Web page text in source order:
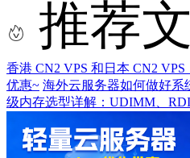
推荐
香港 CN2 VPS 和日本 CN2
优惠~ 海外云服务器如何做好系
级内存选型详解：UDIMM、